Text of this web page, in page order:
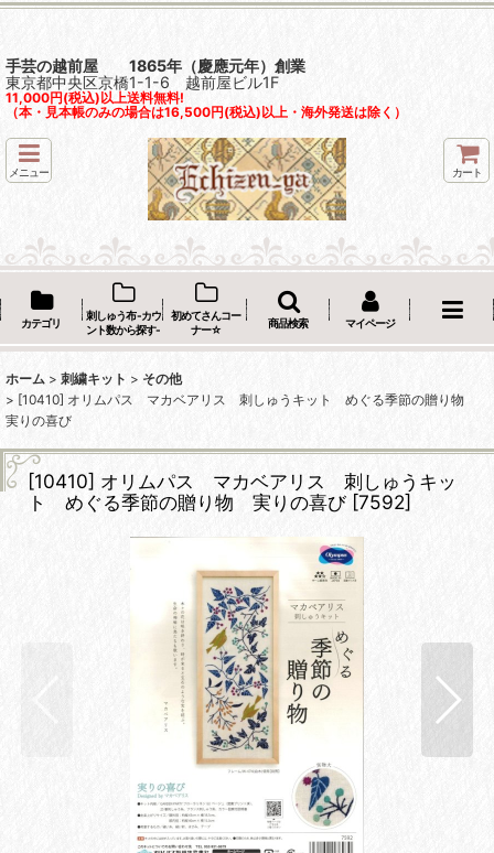
手芸の越前屋 1865年（慶應元年）創業
東京都中央区京橋1-1-6 越前屋ビル1F
11,000円(税込)以上送料無料!
（本・見本帳のみの場合は16,500円(税込)以上・海外発送は除く）
メニュー カート
カテゴリ
刺しゅう布 -カウ
ント数から探す-
初めてさんコー
ナー☆
商品検索 マイページ
ホーム > 刺繍キット > その他
> [10410] オリムパス マカベアリス 刺しゅうキット めぐる季節の贈り物
実りの喜び
[10410] オリムパス マカベアリス 刺しゅうキッ
ト めぐる季節の贈り物 実りの喜び [7592]